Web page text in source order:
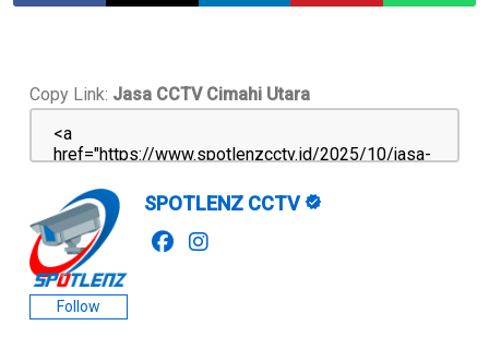
Copy Link: Jasa CCTV Cimahi Utara
Follow
SPOTLENZ CCTV